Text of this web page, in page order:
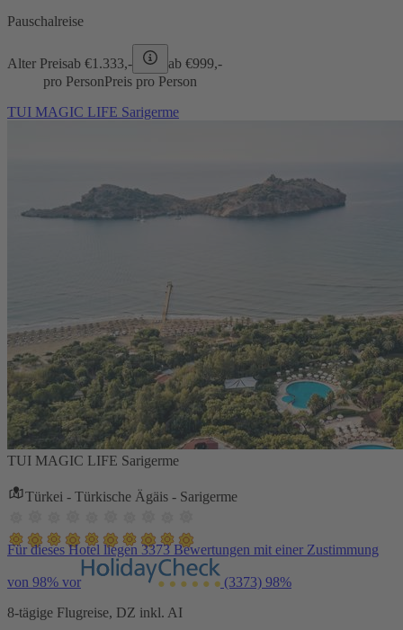
Pauschalreise
Alter Preisab €1.333,- ab €999,-
pro PersonPreis pro Person
TUI MAGIC LIFE Sarigerme
TUI MAGIC LIFE Sarigerme
Türkei - Türkische Ägäis - Sarigerme
Für dieses Hotel liegen 3373 Bewertungen mit einer Zustimmung
von 98% vor (3373) 98%
8-tägige Flugreise, DZ inkl. AI